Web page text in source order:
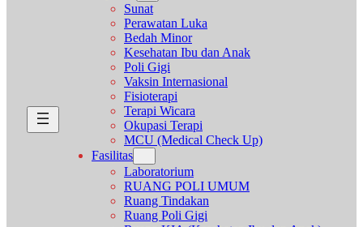
Sunat
Perawatan Luka
Bedah Minor
Kesehatan Ibu dan Anak
Poli Gigi
Vaksin Internasional
Fisioterapi
Terapi Wicara
Okupasi Terapi
MCU (Medical Check Up)
Fasilitas
Laboratorium
RUANG POLI UMUM
Ruang Tindakan
Ruang Poli Gigi